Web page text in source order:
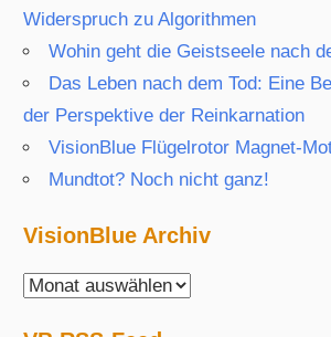
Widerspruch zu Algorithmen
Wohin geht die Geistseele nach
Das Leben nach dem Tod: Eine
der Perspektive der Reinkarnation
VisionBlue Flügelrotor Magnet-
Mundtot? Noch nicht ganz!
VisionBlue Archiv
VisionBlue